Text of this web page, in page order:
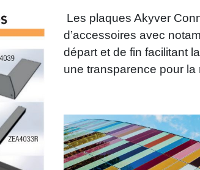
Les plaques Akyver
d’accessoires avec
départ et de fin facilitant
une transparence pour